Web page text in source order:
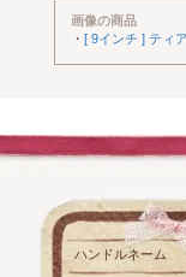
画像の商品
・ [ 9インチ ] ティ
ハンドルネーム